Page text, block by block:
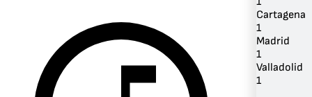
Cartagena
1
Madrid
1
Valladolid
1